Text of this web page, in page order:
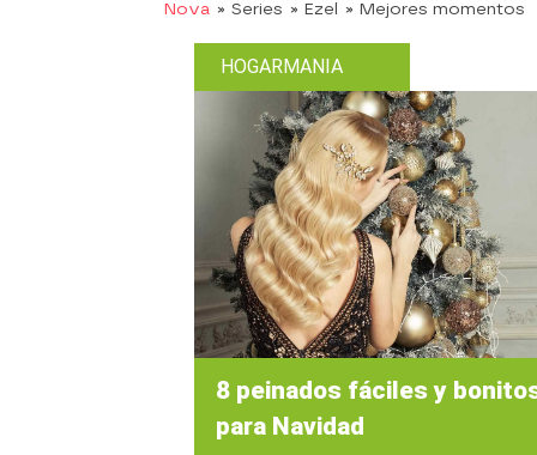
Nova » Series » Ezel » Mejores momentos
HOGARMANIA
8 peinados fáciles y
para Navidad